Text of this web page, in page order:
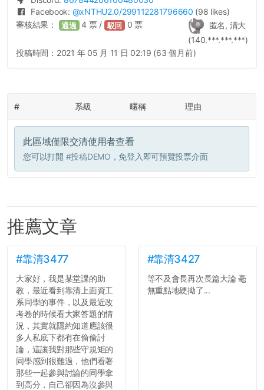
Facebook: @xNTHU2.0/299112281796660 (98 likes)
匿名, 清大
(140.***.***.***)
審核結果： 通過 4 票 / 駁回 0 票
投稿時間： 2021 年 05 月 11 日 02:19 (63 個月前)
# 系級 暱稱 理由
此區域僅限交清使用者查看
您可以打開 #投稿DEMO ，免登入即可預覽投票介面
推薦文章
#靠清3477
大家好，我是某堂課的助
教，最近看到靠清上面資工
系同學的事件，以及最近改
考卷的時候看大家答題的情
況，其實就隱約知道應該很
多人私底下都有在偷偷討
論，這讓我對那些守規矩的
同學感到很難過，他們看著
那些一起參與討論的同學拿
到高分，自己卻因為沒參與
#靠清3427
等不及會長再次長篇大論 毫
無重點地硬拗了...